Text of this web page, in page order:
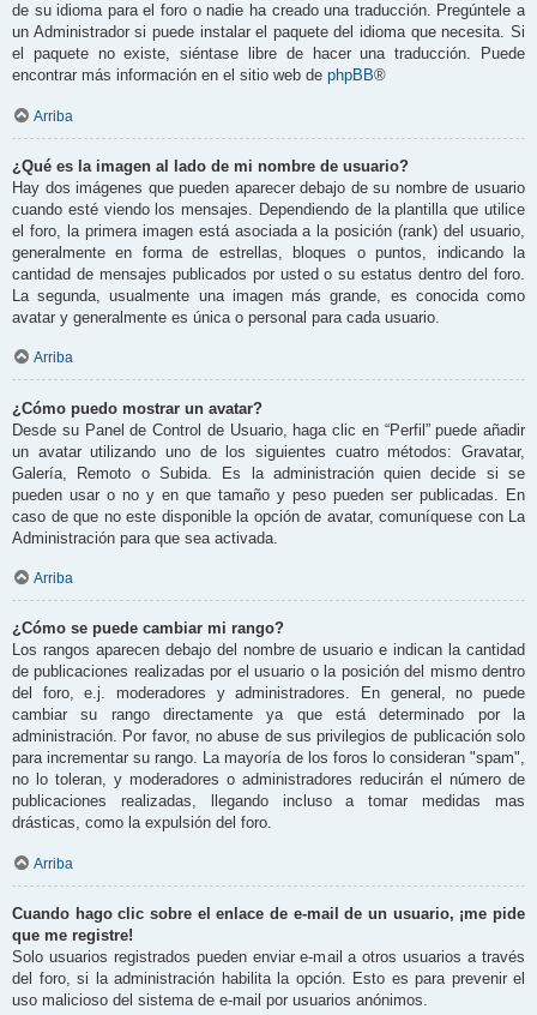
de su idioma para el foro o nadie ha creado una traducción. Pregúntele a
un Administrador si puede instalar el paquete del idioma que necesita. Si
el paquete no existe, siéntase libre de hacer una traducción. Puede
encontrar más información en el sitio web de phpBB®
Arriba
¿Qué es la imagen al lado de mi nombre de usuario?
Hay dos imágenes que pueden aparecer debajo de su nombre de usuario
cuando esté viendo los mensajes. Dependiendo de la plantilla que utilice
el foro, la primera imagen está asociada a la posición (rank) del usuario,
generalmente en forma de estrellas, bloques o puntos, indicando la
cantidad de mensajes publicados por usted o su estatus dentro del foro.
La segunda, usualmente una imagen más grande, es conocida como
avatar y generalmente es única o personal para cada usuario.
Arriba
¿Cómo puedo mostrar un avatar?
Desde su Panel de Control de Usuario, haga clic en “Perfil” puede añadir
un avatar utilizando uno de los siguientes cuatro métodos: Gravatar,
Galería, Remoto o Subida. Es la administración quien decide si se
pueden usar o no y en que tamaño y peso pueden ser publicadas. En
caso de que no este disponible la opción de avatar, comuníquese con La
Administración para que sea activada.
Arriba
¿Cómo se puede cambiar mi rango?
Los rangos aparecen debajo del nombre de usuario e indican la cantidad
de publicaciones realizadas por el usuario o la posición del mismo dentro
del foro, e.j. moderadores y administradores. En general, no puede
cambiar su rango directamente ya que está determinado por la
administración. Por favor, no abuse de sus privilegios de publicación solo
para incrementar su rango. La mayoría de los foros lo consideran "spam",
no lo toleran, y moderadores o administradores reducirán el número de
publicaciones realizadas, llegando incluso a tomar medidas mas
drásticas, como la expulsión del foro.
Arriba
Cuando hago clic sobre el enlace de e-mail de un usuario, ¡me pide
que me registre!
Solo usuarios registrados pueden enviar e-mail a otros usuarios a través
del foro, si la administración habilita la opción. Esto es para prevenir el
uso malicioso del sistema de e-mail por usuarios anónimos.